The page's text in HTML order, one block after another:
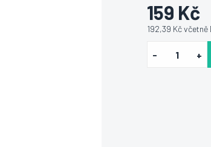
159 Kč
192,39 Kč včetně